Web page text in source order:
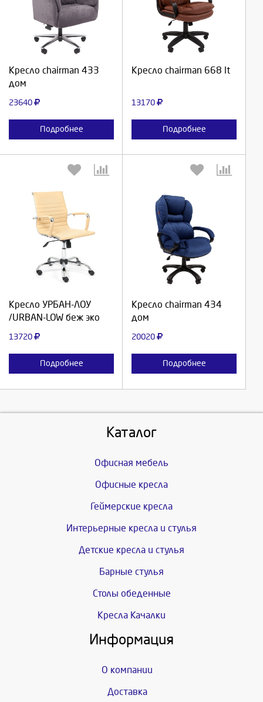
Кресло chairman 433
дом
23640
Подробнее
Выберите количество:
Кресло chairman 668 lt
13170
Подробнее
Выберите количество:
Кресло УРБАН-ЛОУ
/URBAN-LOW беж эко
13720
Подробнее
Выберите количество:
Отмена
Кресло chairman 434
дом
20020
Подробнее
Выберите количество:
Каталог
Офисная мебель
Офисные кресла
Геймерские кресла
Интерьерные кресла и стулья
Детские кресла и стулья
Барные стулья
Столы обеденные
Кресла Качалки
Информация
О компании
Доставка